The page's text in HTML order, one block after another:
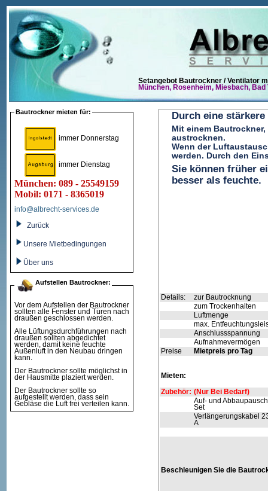
Setangebot Bautrockner / Ventilator
München, Rosenheim, Miesbach, Bad
Durch eine
Mit einem
austrocknen.
Wenn der
werden. Durch den
Sie können früher
besser als feuchte.
Details:
zur Bautrocknung
zum Trockenhalten
Luftmenge
max.
Anschlussspannung
Aufnahmevermögen
Preise
Mietpreis pro Tag
Mieten:
Zubehör: (Nur Bei Bedarf)
Auf- und
Set
Verlängerungskabel
A
Beschleunigen Sie die
Bautrockner mieten für:
immer Donnerstag
immer Dienstag
München: 089 - 25549159
Mobil: 0171 - 8365019
info@albrecht-services.de
Zurück
Unsere Mietbedingungen
Über uns
Aufstellen Bautrockner:
Vor dem Aufstellen der Bautrockner
sollten alle Fenster und Türen nach
draußen geschlossen werden.
Alle Lüftungsdurchführungen nach
draußen sollten abgedichtet
werden, damit keine feuchte
Außenluft in den Neubau dringen
kann.
Der Bautrockner sollte möglichst in
der Hausmitte plaziert werden.
Der Bautrockner sollte so
aufgestellt werden, dass sein
Gebläse die Luft frei verteilen kann.